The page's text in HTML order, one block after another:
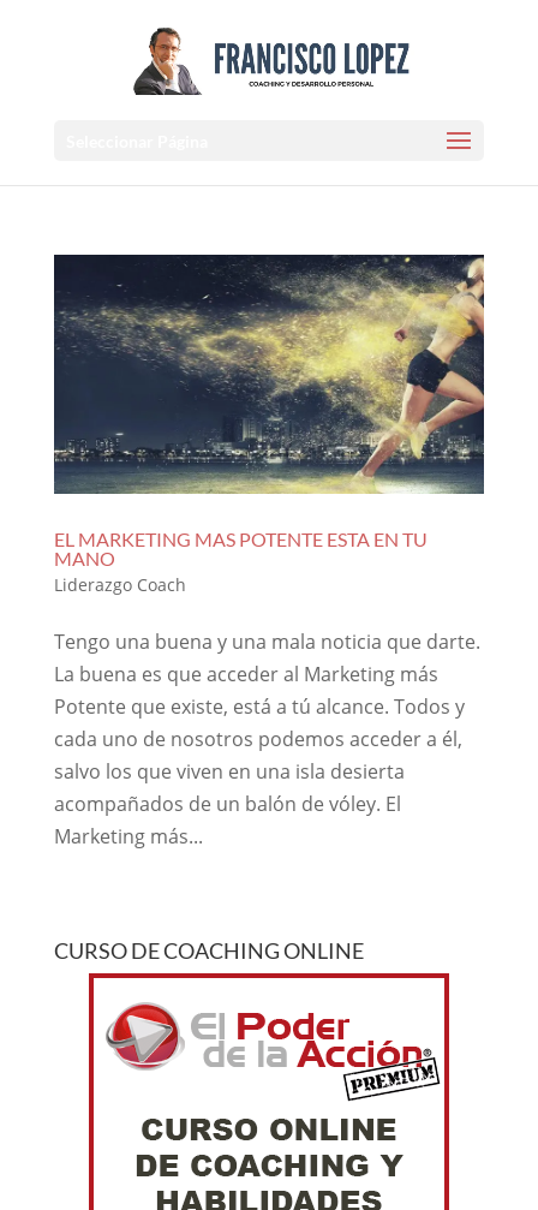
EL MARKETING MAS POTENTE ESTA EN TU
MANO
Liderazgo Coach
Tengo una buena y una mala noticia que darte.
La buena es que acceder al Marketing más
Potente que existe, está a tú alcance. Todos y
cada uno de nosotros podemos acceder a él,
salvo los que viven en una isla desierta
acompañados de un balón de vóley. El
Marketing más...
CURSO DE COACHING ONLINE